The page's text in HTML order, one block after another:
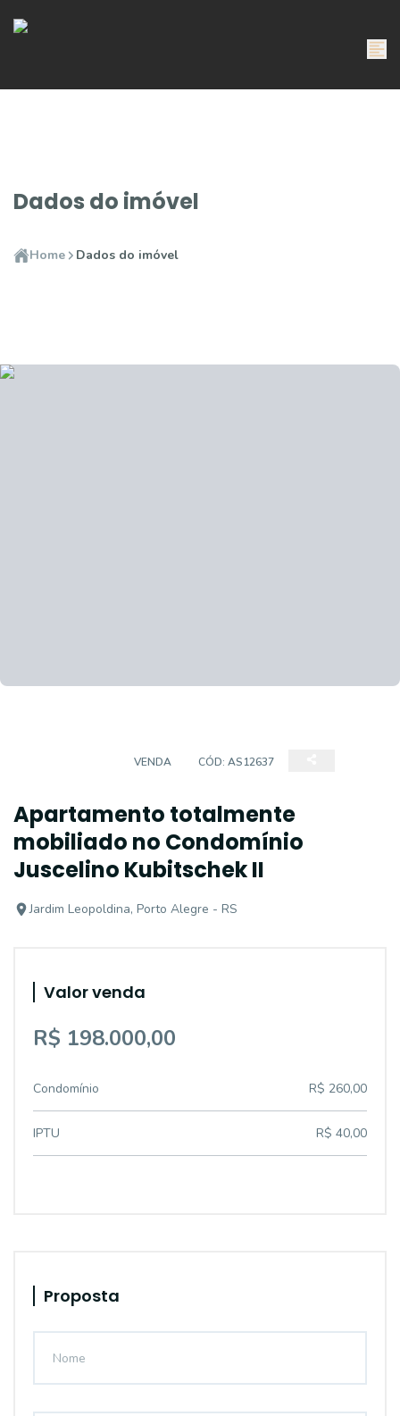
Dados do imóvel
Home Dados do imóvel
VENDA CÓD: AS12637
Apartamento totalmente
mobiliado no Condomínio
Juscelino Kubitschek II
Jardim Leopoldina, Porto Alegre - RS
Valor venda
R$ 198.000,00
Condomínio R$ 260,00
IPTU R$ 40,00
Proposta